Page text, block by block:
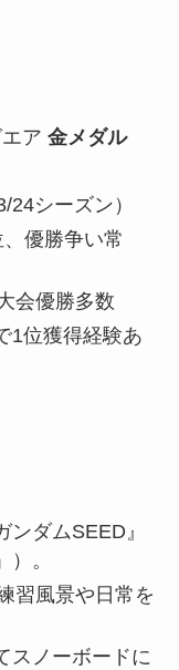
ア 金メダル
シーズン）
優勝争い常
会優勝多数
1位獲得経験あ
ダムSEED』
。
習風景や日常を
スノーボードに